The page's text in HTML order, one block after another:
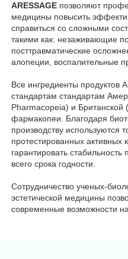
ARESSAGE позволяют
медицины повысить
справиться со сложными
такими как: незаживающие
посттравматические
алопеции, воспалительные
Все ингредиенты продуктов
стандартам стандартам
Pharmacopeia) и Британской
фармакопеи. Благодаря
производству используются
протестированных
гарантировать
всего срока годности.
Сотрудничество ученых-
эстетической медицины
современные возможности